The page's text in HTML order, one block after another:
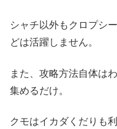
シャチ以外もクロプシ
どは活躍しません。
また、攻略方法自体は
集めるだけ。
クモはイカダくだりも